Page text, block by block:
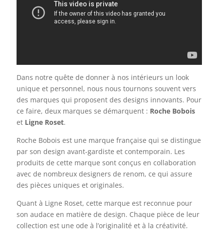
Dans notre quête de donner à nos intérieurs un look
unique et personnel, nous nous tournons souvent vers
des marques qui proposent des designs innovants. Pour
ce faire, deux marques se démarquent : Roche Bobois
et Ligne Roset.
Roche Bobois est une marque française qui se distingue
par son design avant-gardiste et contemporain. Les
produits de cette marque sont conçus en collaboration
avec de nombreux designers de renom, ce qui assure
des pièces uniques et originales.
Quant à Ligne Roset, cette marque est reconnue pour
son audace en matière de design. Chaque pièce de leur
collection est une ode à l’originalité et à la créativité.